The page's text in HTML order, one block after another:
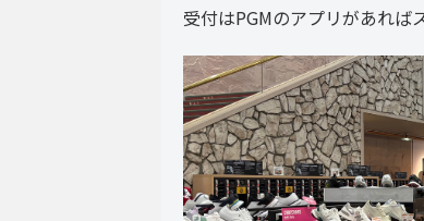
受付はPGMのアプリがあれば